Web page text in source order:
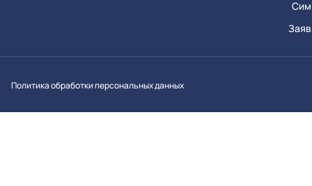
Политика обработки персональных данных